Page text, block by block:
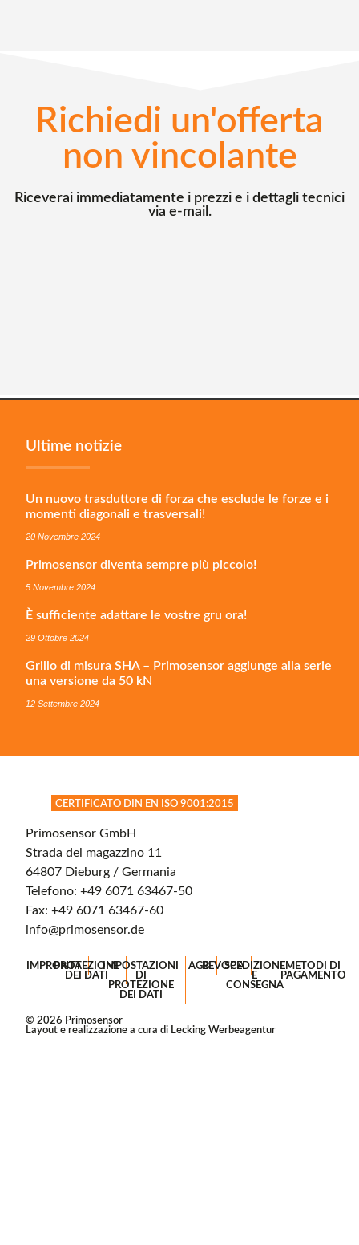
Richiedi un'offerta
non vincolante
Riceverai immediatamente i prezzi e i dettagli tecnici
via e-mail.
CERTIFICATO DIN EN ISO 9001:2015
Primosensor GmbH
Strada del magazzino 11
64807 Dieburg / Germania
Telefono: +49 6071 63467-50
Fax: +49 6071 63467-60
info@primosensor.de
IMPRONTA
PROTEZIONE
DEI DATI
IMPOSTAZIONI
DI
PROTEZIONE
DEI DATI
AGBREVOCASPEDIZIONE
E
CONSEGNA
METODI DI
PAGAMENTO
© 2026 Primosensor
Layout e realizzazione a cura di Lecking Werbeagentur
Ultime notizie
Un nuovo trasduttore di forza che esclude le forze e i
momenti diagonali e trasversali!
20 Novembre 2024
Primosensor diventa sempre più piccolo!
5 Novembre 2024
È sufficiente adattare le vostre gru ora!
29 Ottobre 2024
Grillo di misura SHA – Primosensor aggiunge alla serie
una versione da 50 kN
12 Settembre 2024